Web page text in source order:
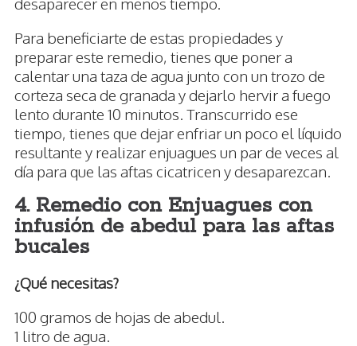
Para beneficiarte de estas propiedades y
preparar este remedio, tienes que poner a
calentar una taza de agua junto con un trozo de
corteza seca de granada y dejarlo hervir a fuego
lento durante 10 minutos. Transcurrido ese
tiempo, tienes que dejar enfriar un poco el líquido
resultante y realizar enjuagues un par de veces al
día para que las aftas cicatricen y desaparezcan.
4. Remedio con Enjuagues con
infusión de abedul para las aftas
bucales
¿Qué necesitas?
100 gramos de hojas de abedul.
1 litro de agua.